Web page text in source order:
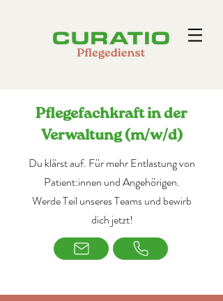
Pflegefachkraft in der
Verwaltung (m/w/d)
Du klärst auf. Für mehr Entlastung von
Patient:innen und Angehörigen.
Werde Teil unseres Teams und bewirb
dich jetzt!